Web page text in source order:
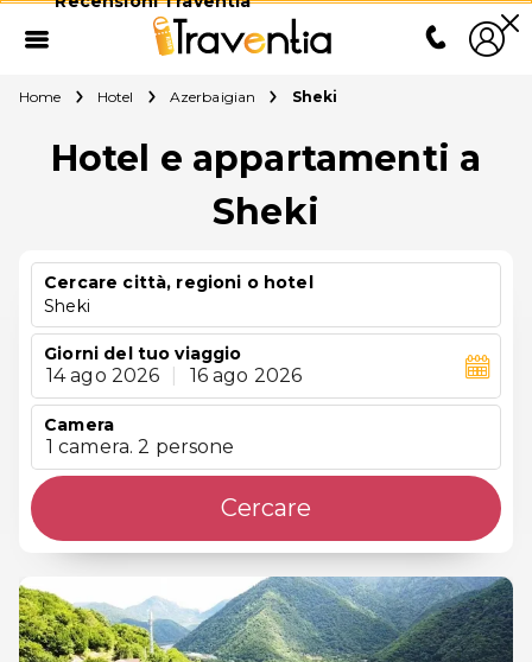
Home Hotel Azerbaigian Sheki
Hotel e appartamenti a
Sheki
Cercare città, regioni o hotel
Sheki
Giorni del tuo viaggio
14 ago 2026 16 ago 2026
Camera
1 camera. 2 persone
Cercare